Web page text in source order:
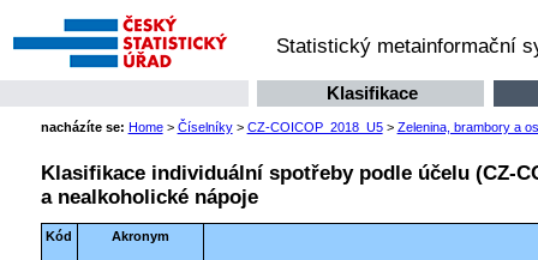
Statistický metainformační
Klasifikace
nacházíte se: Home> Číselníky> CZ-COICOP_2018_U5> Zelenina, brambory a
Klasifikace individuální spotřeby podle účelu (CZ-
a nealkoholické nápoje
Kód Akronym